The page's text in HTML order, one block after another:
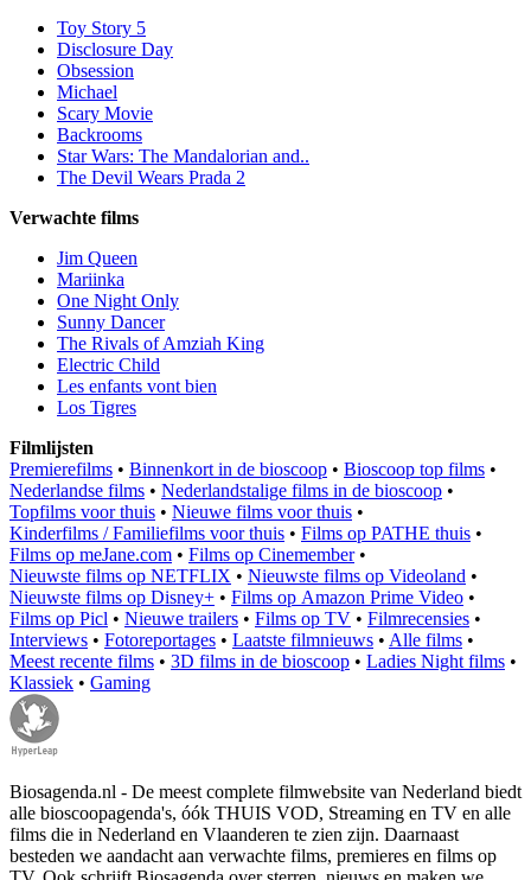
Toy Story 5
Disclosure Day
Obsession
Michael
Scary Movie
Backrooms
Star Wars: The Mandalorian and..
The Devil Wears Prada 2
Verwachte films
Jim Queen
Mariinka
One Night Only
Sunny Dancer
The Rivals of Amziah King
Electric Child
Les enfants vont bien
Los Tigres
Filmlijsten
Premierefilms • Binnenkort in de bioscoop • Bioscoop top films •
Nederlandse films • Nederlandstalige films in de bioscoop •
Topfilms voor thuis • Nieuwe films voor thuis •
Kinderfilms / Familiefilms voor thuis • Films op PATHE thuis •
Films op meJane.com • Films op Cinemember•
Nieuwste films op NETFLIX • Nieuwste films op Videoland •
Nieuwste films op Disney+ • Films op Amazon Prime Video •
Films op Picl • Nieuwe trailers • Films op TV • Filmrecensies •
Interviews • Fotoreportages • Laatste filmnieuws • Alle films •
Meest recente films • 3D films in de bioscoop • Ladies Night films •
Klassiek • Gaming
Biosagenda.nl - De meest complete filmwebsite van Nederland biedt
alle bioscoopagenda's, óók THUIS VOD, Streaming en TV en alle
films die in Nederland en Vlaanderen te zien zijn. Daarnaast
besteden we aandacht aan verwachte films, premieres en films op